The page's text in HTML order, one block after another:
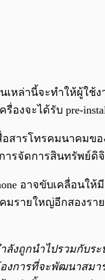
ล่านี้จะทำให้ผู้ใช้
รื่องจะได้รับ pre-
ารโทรคมนาคมของ
จัดการสินทรัพย์ดิ
อาจขับเคลื่อ
รายใหญ่อีกสองร
งถูกนำไปรวมกับ
การที่จะพัฒนาสมา